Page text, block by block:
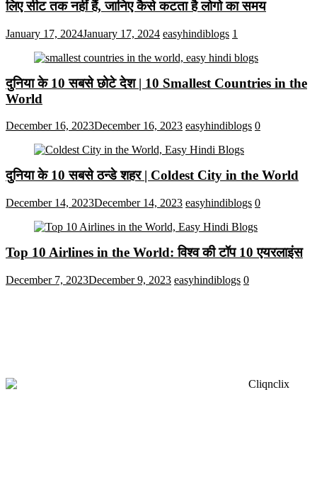
लिए सीट तक ​​नहीं हैं, जानिए कैसे कटता है लोगो का समय
January 17, 2024January 17, 2024 easyhindiblogs 1
दुनिया के 10 सबसे छोटे देश | 10 Smallest Countries in the
World
December 16, 2023December 16, 2023 easyhindiblogs 0
दुनिया के 10 सबसे ठन्डे शहर | Coldest City in the World
December 14, 2023December 14, 2023 easyhindiblogs 0
Top 10 Airlines in the World: विश्व की टॉप 10 एयरलाइंस
December 7, 2023December 9, 2023 easyhindiblogs 0